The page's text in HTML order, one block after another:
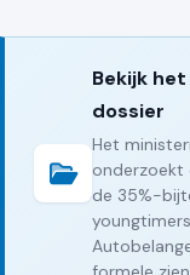
Bekijk
dossier
Het
onderzoekt
de 35%-